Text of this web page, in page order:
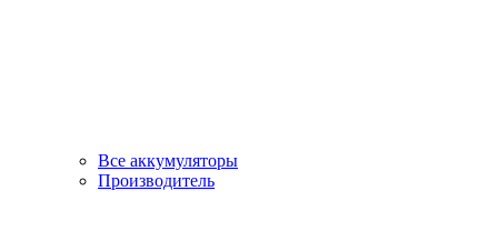
Все аккумуляторы
Производитель